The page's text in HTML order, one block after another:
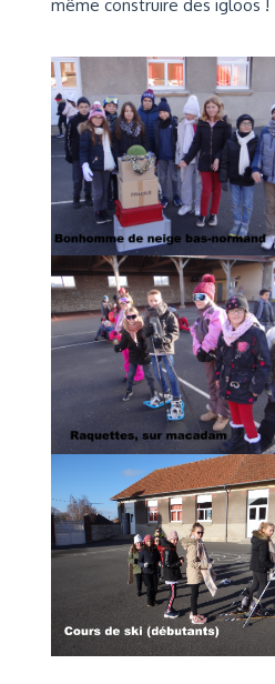
même construire des igloos !